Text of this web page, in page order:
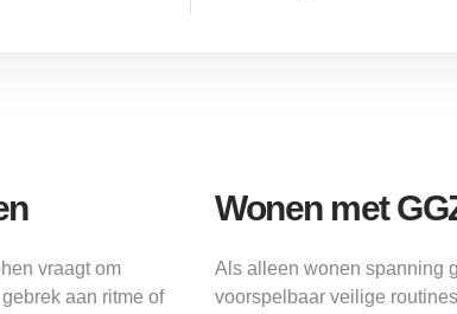
vraagt om
aan ritme of
Wonen met
Als alleen wonen spanning
voorspelbaar veilige